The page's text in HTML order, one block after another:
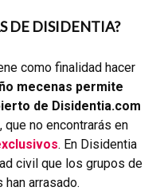
DE DISIDENTIA?
como finalidad hacer
mecenas permite
de Disidentia.com
no encontrarás en
. En Disidentia
civil que los grupos de
arrasado.